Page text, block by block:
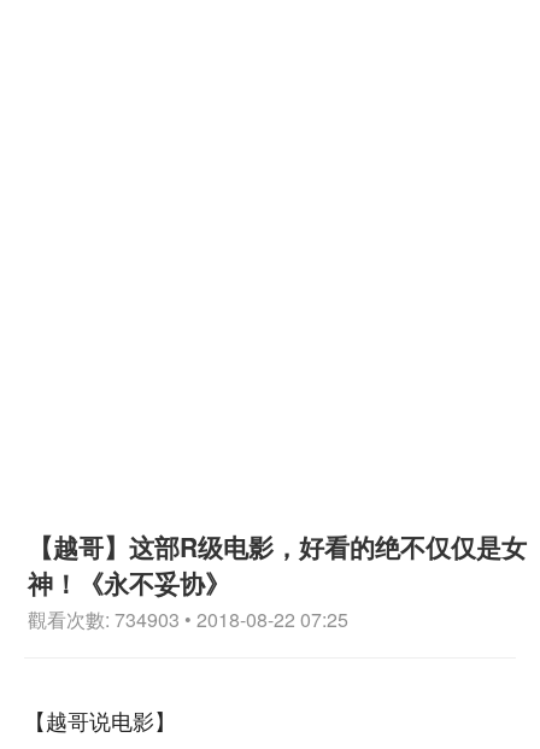
【越哥】这部R级电影，好看的绝不仅仅是女
神！《永不妥协》
觀看次數: 734903 • 2018-08-22 07:25
【越哥说电影】